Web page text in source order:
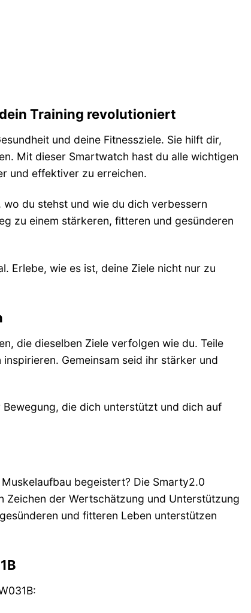
Training revolutioniert
und deine Fitnessziele. Sie hilft dir,
Mit dieser Smartwatch hast du alle wichtigen
und effektiver zu erreichen.
du stehst und wie du dich verbessern
zu einem stärkeren, fitteren und gesünderen
Erlebe, wie es ist, deine Ziele nicht nur zu
die dieselben Ziele verfolgen wie du. Teile
Gemeinsam seid ihr stärker und
die dich unterstützt und dich auf
Muskelaufbau begeistert? Die Smarty2.0
Zeichen der Wertschätzung und Unterstützung
und fitteren Leben unterstützen